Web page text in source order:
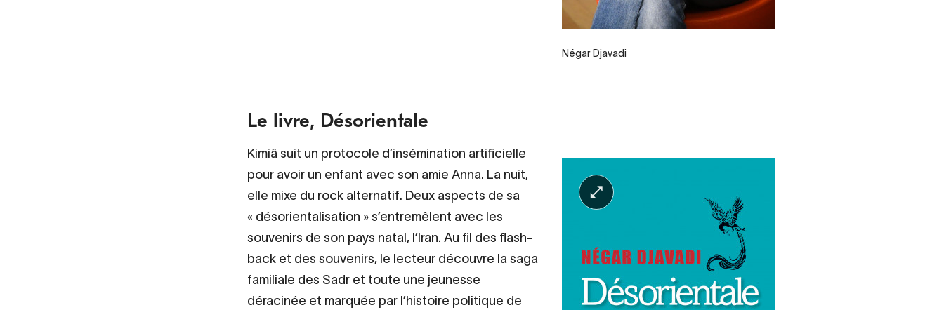
Legende
Négar Djavadi
Le livre, Désorientale
Kimiâ suit un protocole d’insémination artificielle
pour avoir un enfant avec son amie Anna. La nuit,
elle mixe du rock alternatif. Deux aspects de sa
« désorientalisation » s’entremêlent avec les
souvenirs de son pays natal, l’Iran. Au fil des flash-
back et des souvenirs, le lecteur découvre la saga
familiale des Sadr et toute une jeunesse
déracinée et marquée par l’histoire politique de